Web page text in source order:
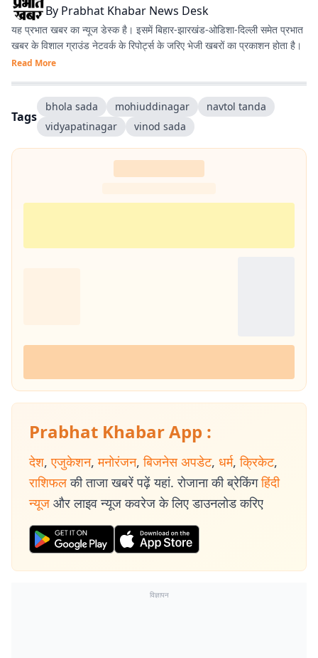
By Prabhat Khabar News Desk
यह प्रभात खबर का न्यूज डेस्क है। इसमें बिहार-झारखंड-ओडिशा-दिल्‍ली समेत प्रभात
खबर के विशाल ग्राउंड नेटवर्क के रिपोर्ट्स के जरिए भेजी खबरों का प्रकाशन होता है।
Read More
Tags
bhola sada mohiuddinagar
navtol tanda
vidyapatinagar
vinod sada
Prabhat Khabar App :
देश, एजुकेशन, मनोरंजन, बिजनेस अपडेट, धर्म, क्रिकेट,
राशिफल की ताजा खबरें पढ़ें यहां. रोजाना की ब्रेकिंग हिंदी
न्यूज और लाइव न्यूज कवरेज के लिए डाउनलोड करिए
विज्ञापन